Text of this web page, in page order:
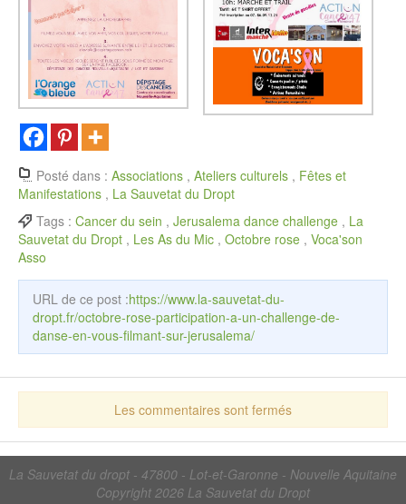
Posté dans : Associations , Ateliers culturels , Fêtes et
Manifestations , La Sauvetat du Dropt
Tags : Cancer du sein , Jerusalema dance challenge , La
Sauvetat du Dropt , Les As du Mic , Octobre rose , Voca'son
Asso
URL de ce post :https://www.la-sauvetat-du-
dropt.fr/octobre-rose-participation-a-un-challenge-de-
danse-en-vous-filmant-sur-jerusalema/
Les commentaires sont fermés
La Sauvetat du dropt - 47800 - Lot-et-Garonne - Nouvelle Aquitaine
Copyright 2026 La Sauvetat du Dropt